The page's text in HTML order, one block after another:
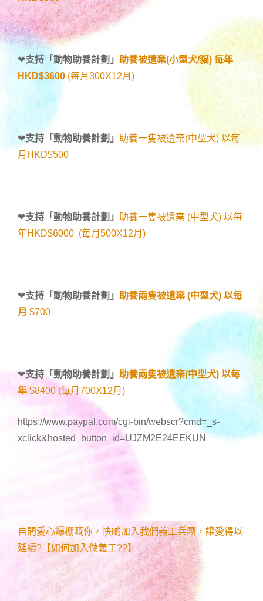
❤支持「動物助養計劃 」 助養被遺棄(小型犬/貓) 每年
HKD$3600 (每月300X12月)
❤支持「動物助養計劃 」 助養一隻被遺棄(中型犬) 以每
月HKD$500
❤支持「動物助養計劃 」 助養一隻被遺棄 (中型犬) 以每
年HKD$6000 (每月500X12月)
❤支持「動物助養計劃 」 助養兩隻被遺棄 (中型犬) 以每
月 $700
❤支持「動物助養計劃 」 助養兩隻被遺棄(中型犬) 以每
年 $8400 (每月700X12月)
https://www.paypal.com/cgi-bin/webscr?cmd=_s-
xclick&hosted_button_id=UJZM2E24EEKUN
自問愛心爆棚嘅你，快啲加入我們義工兵團，讓愛得以
延續?【如何加入做義工??】